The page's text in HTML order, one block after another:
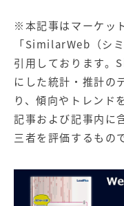
※本記事はマーケッ
「SimilarWeb（シ
引用しております
にした統計・推計の
り、傾向やトレンド
記事および記事内に
三者を評価するもの